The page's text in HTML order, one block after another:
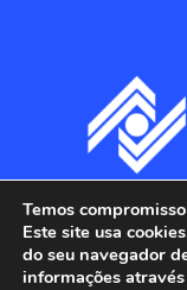
Temos
Este site usa
do seu navegador
informações